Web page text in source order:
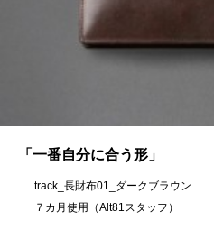
「一番自分に合う形」
track_長財布01_ダークブラウン
７カ月使用（Alt81スタッフ）